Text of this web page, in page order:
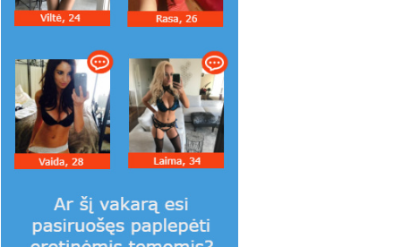
„Bayern“ gretose